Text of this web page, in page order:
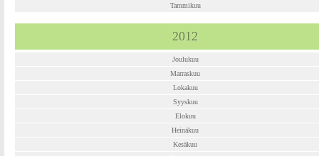
Tammikuu
2012
Joulukuu
Marraskuu
Lokakuu
Syyskuu
Elokuu
Heinäkuu
Kesäkuu